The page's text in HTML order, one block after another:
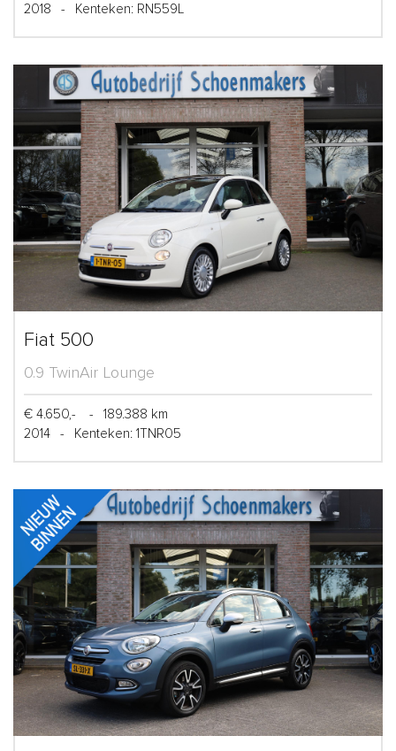
2018
- Kenteken: RN559L
Fiat 500
0.9 TwinAir Lounge
€ 4.650,- -
189.388 km
2014
- Kenteken: 1TNR05